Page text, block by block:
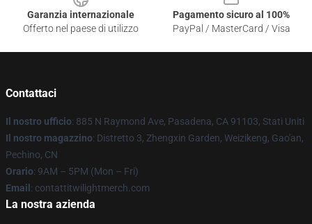
Garanzia internazionale
Offerto nel paese di utilizzo
Pagamento sicuro al 100%
PayPal / MasterCard / Visa
Contattaci
Il nostro ufficio: 885 N Raymond Ave, Pasadena, CA 91103, Stati Uniti
Il nostro magazzino: Distretto 3, Zhengxin Garden, Weizikeng, Gao'an,
Pechino, CN
Orario: 9AM – 5PM (Mon – Fri)
Email : contattitwilightmerch.com
La nostra azienda